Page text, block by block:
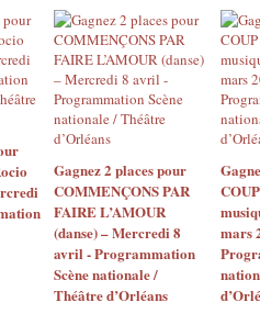
Gagnez 2 places pour
COMMENÇONS PAR
FAIRE L’AMOUR
(danse) – Mercredi 8
avril - Programmation
Scène nationale /
Théâtre d’Orléans
mars